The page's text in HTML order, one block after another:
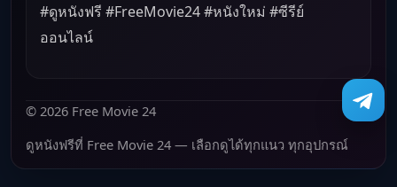
#ดูหนังฟรี #FreeMovie24 #หนังใหม่ #ซีรีย์
ออนไลน์
© 2026 Free Movie 24
ดูหนังฟรีที่ Free Movie 24 — เลือกดูได้ทุกแนว ทุกอุปกรณ์